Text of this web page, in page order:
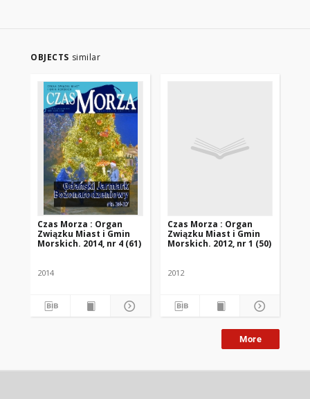
OBJECTS similar
Czas Morza : Organ
Związku Miast i Gmin
Morskich. 2014, nr 4 (61)
2014
Czas Morza : Organ
Związku Miast i Gmin
Morskich. 2012, nr 1 (50)
2012
More